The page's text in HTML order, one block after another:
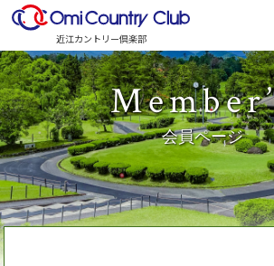
近江カントリー倶楽部
会員ページ